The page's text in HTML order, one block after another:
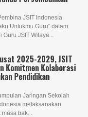
JSIT Indonesia
Untukmu Guru" dalam
JSIT Wilaya...
2025-2029, JSIT
Komitmen Kolaborasi
Pendidikan
Jaringan Sekolah
melaksanakan
bak...